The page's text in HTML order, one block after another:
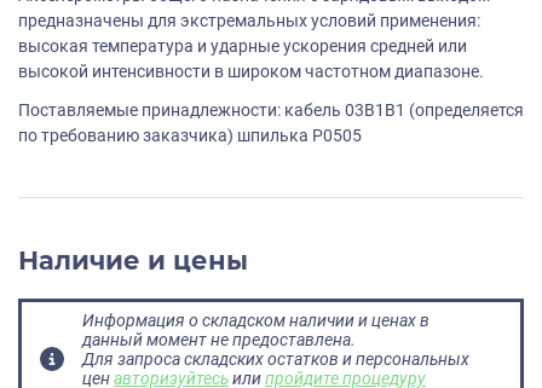
предназначены для экстремальных условий применения:
высокая температура и ударные ускорения средней или
высокой интенсивности в широком частотном диапазоне.
Поставляемые принадлежности: кабель 03B1B1 (определяется
по требованию заказчика) шпилька P0505
Наличие и цены
Информация о складском наличии и ценах в
данный момент не предоставлена.
Для запроса складских остатков и персональных
ценавторизуйтесьилипройдите процедуру